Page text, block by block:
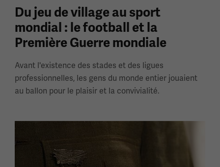
Du jeu de village au sport
mondial : le football et la
Première Guerre mondiale
Avant l'existence des stades et des ligues
professionnelles, les gens du monde entier jouaient
au ballon pour le plaisir et la convivialité.